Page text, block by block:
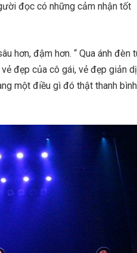
đọc có những cảm nhận tốt
hơn, đậm hơn. “ Qua ánh đèn
đẹp của cô gái, vẻ đẹp giản dị
một điều gì đó thật thanh bình